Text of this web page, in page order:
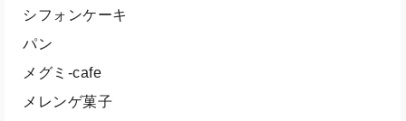
シフォンケーキ
パン
メグミ-cafe
メレンゲ菓子